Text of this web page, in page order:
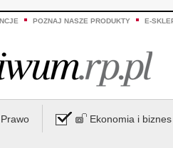
POZNAJ NASZE PRODUKTY E-
Prawo Ekonomia i biznes